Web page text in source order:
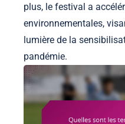
plus, le festival a
environnementales,
lumière de la
pandémie.